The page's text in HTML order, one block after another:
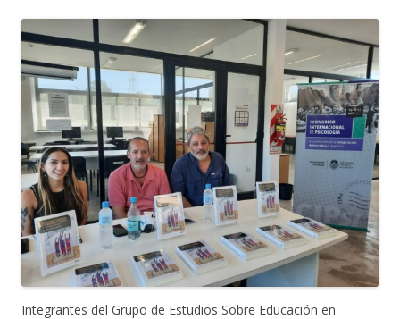
Integrantes del Grupo de Estudios Sobre Educación en